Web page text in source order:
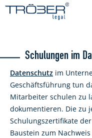
Schulungen im
Datenschutz im
Geschäftsführung tun
Mitarbeiter schulen zu
dokumentieren. Die zu
Schulungszertifikate
Baustein zum